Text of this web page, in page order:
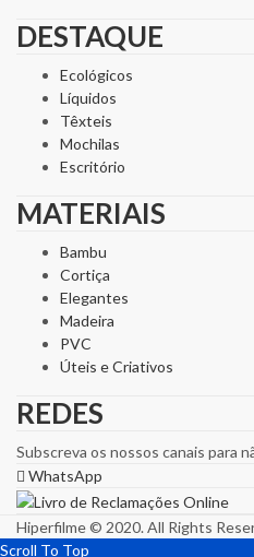
DESTAQUE
Ecológicos
Líquidos
Têxteis
Mochilas
Escritório
MATERIAIS
Bambu
Cortiça
Elegantes
Madeira
PVC
Úteis e Criativos
REDES
Subscreva os nossos canais para
WhatsApp
Hiperfilme © 2020. All Rights
Scroll To Top